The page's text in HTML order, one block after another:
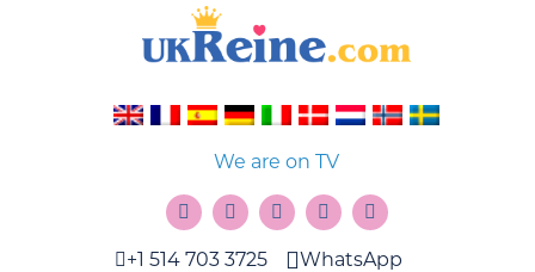
We are on TV
+1 514 703 3725
WhatsApp